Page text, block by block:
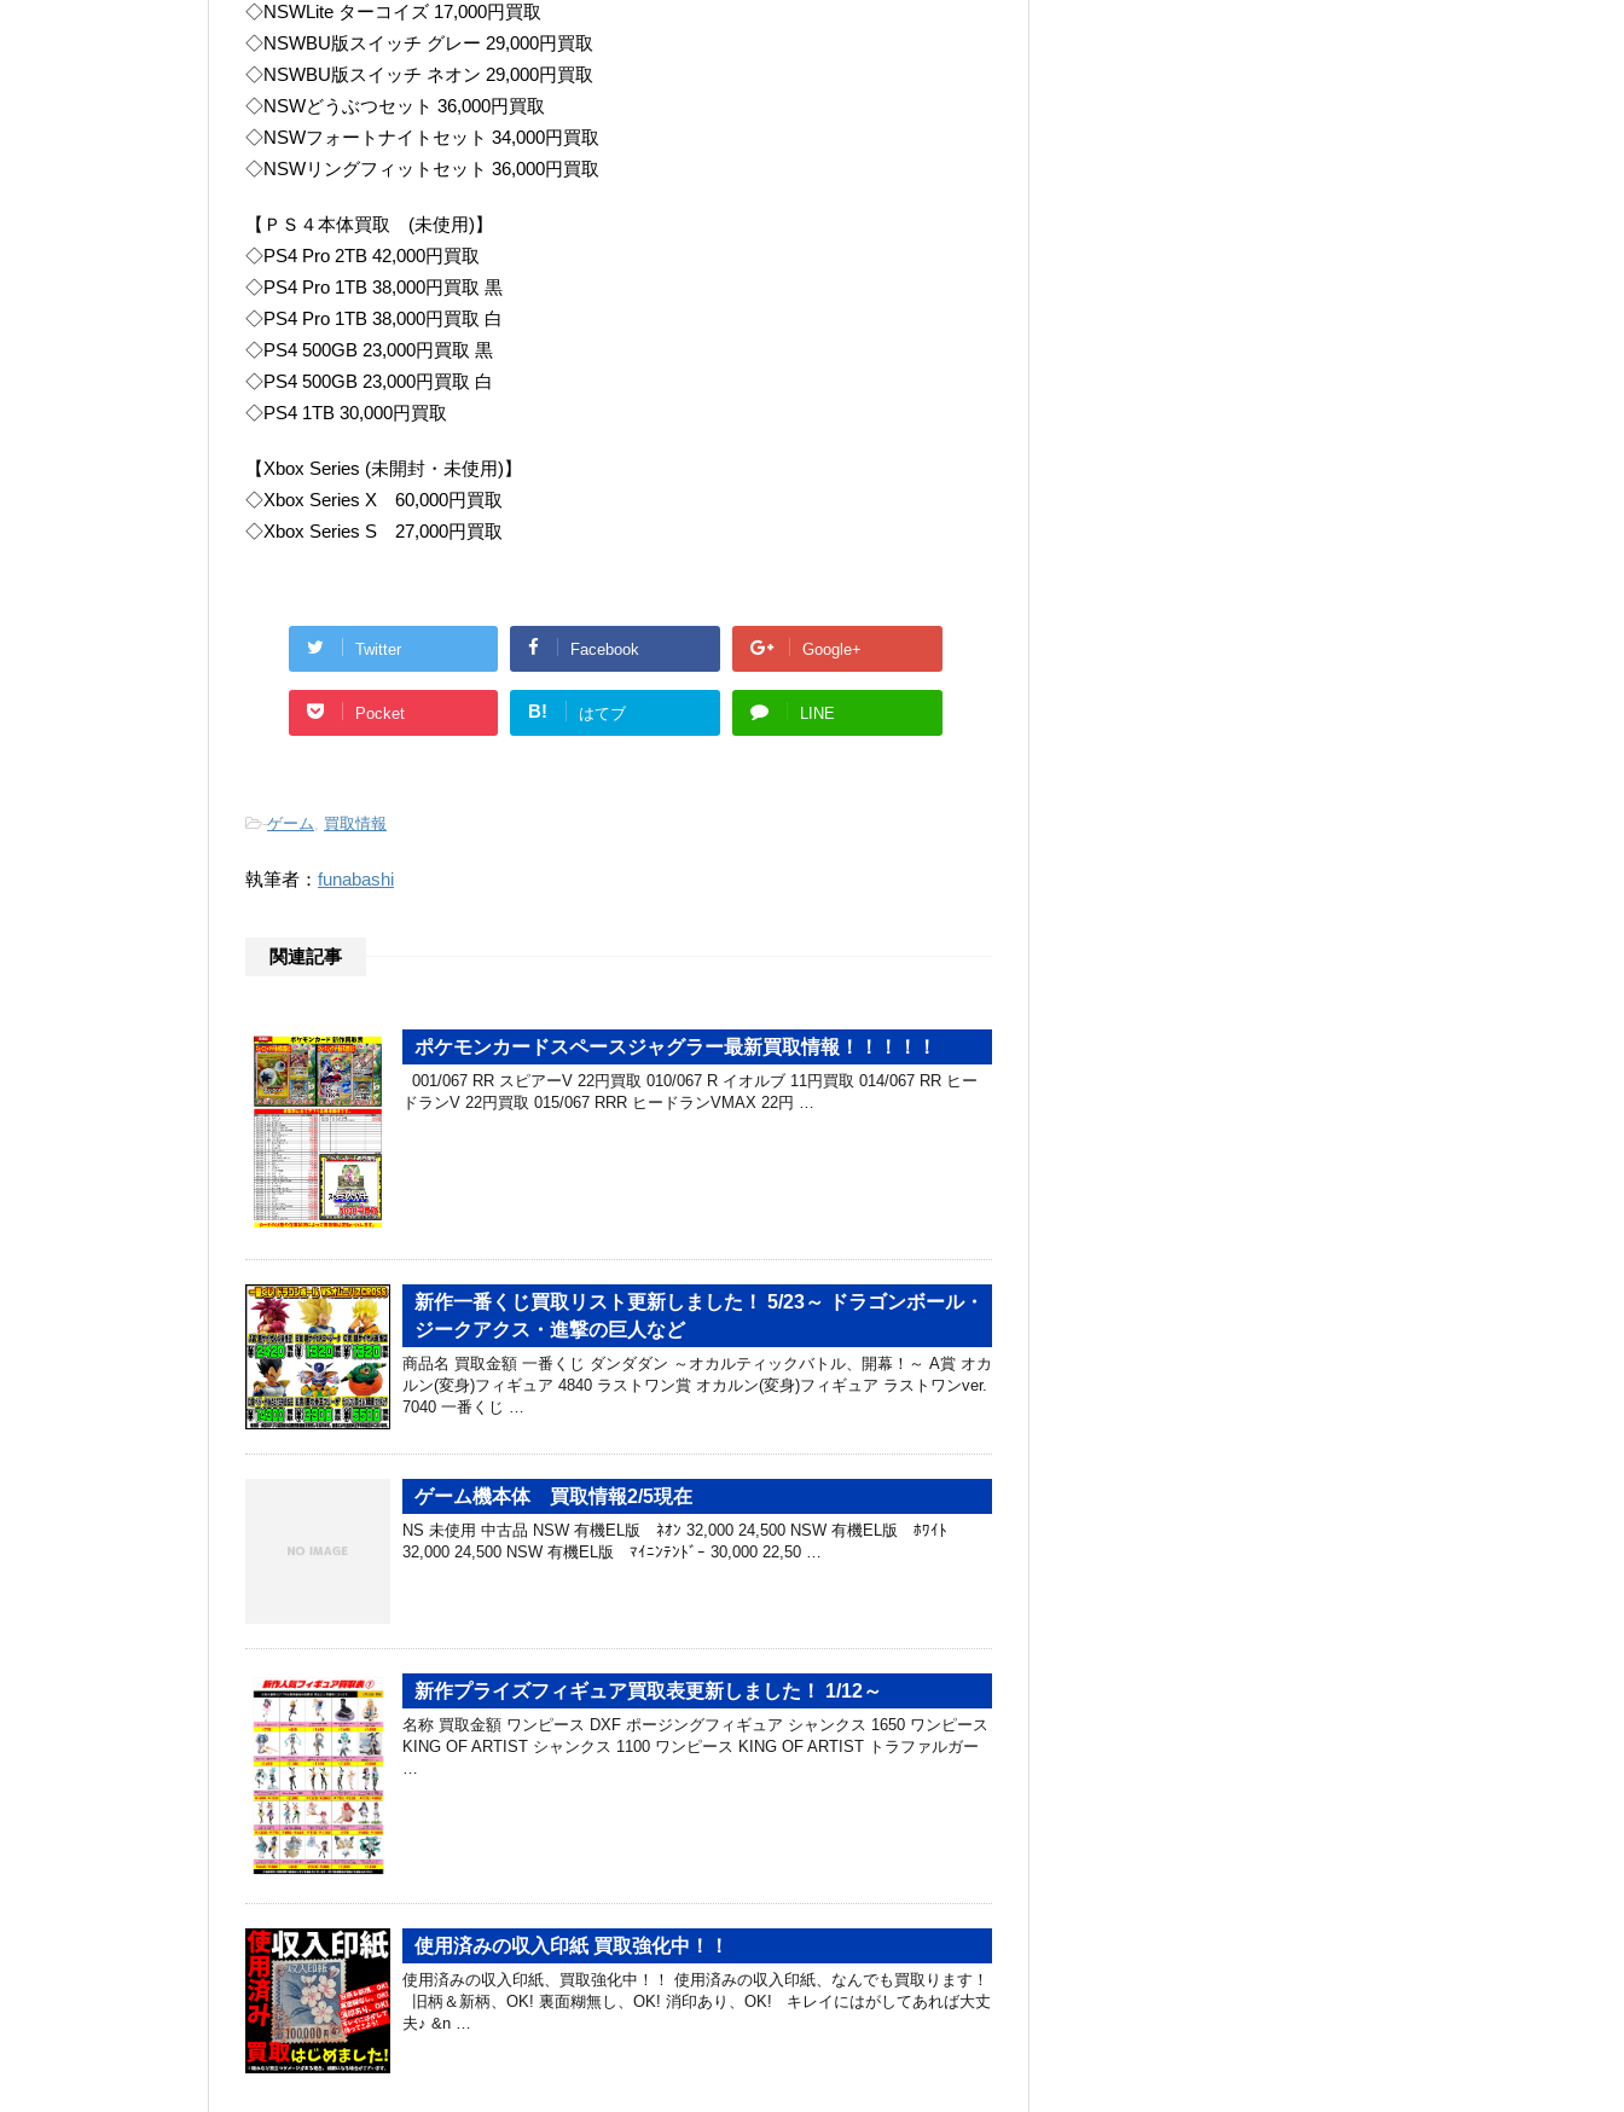
◇NSWLite ターコイズ 17,000円買取
◇NSWBU版スイッチ グレー 29,000円買取
◇NSWBU版スイッチ ネオン 29,000円買取
◇NSWどうぶつセット 36,000円買取
◇NSWフォートナイトセット 34,000円買取
◇NSWリングフィットセット 36,000円買取
【ＰＳ４本体買取 (未使用)】
◇PS4 Pro 2TB 42,000円買取
◇PS4 Pro 1TB 38,000円買取 黒
◇PS4 Pro 1TB 38,000円買取 白
◇PS4 500GB 23,000円買取 黒
◇PS4 500GB 23,000円買取 白
◇PS4 1TB 30,000円買取
【Xbox Series (未開封・未使用)】
◇Xbox Series X 60,000円買取
◇Xbox Series S 27,000円買取
Twitter Facebook Google+
Pocket B! はてブ LINE
-ゲーム, 買取情報
執筆者： funabashi
関連記事
ポケモンカードスペースジャグラー最新買取情報！！！！！
001/067 RR スピアーV 22円買取 010/067 R イオルブ 11円買取 014/067 RR ヒー
ドランV 22円買取 015/067 RRR ヒードランVMAX 22円 …
新作一番くじ買取リスト更新しました！ 5/23～ ドラゴンボール・
ジークアクス・進撃の巨人など
商品名 買取金額 一番くじ ダンダダン ～オカルティックバトル、開幕！～ A賞 オカ
ルン(変身)フィギュア 4840 ラストワン賞 オカルン(変身)フィギュア ラストワンver.
7040 一番くじ …
ゲーム機本体 買取情報2/5現在
NS 未使用 中古品 NSW 有機EL版 ﾈｵﾝ 32,000 24,500 NSW 有機EL版 ﾎﾜｲﾄ
32,000 24,500 NSW 有機EL版 ﾏｲﾆﾝﾃﾝﾄﾞｰ 30,000 22,50 …
新作プライズフィギュア買取表更新しました！ 1/12～
名称 買取金額 ワンピース DXF ポージングフィギュア シャンクス 1650 ワンピース
KING OF ARTIST シャンクス 1100 ワンピース KING OF ARTIST トラファルガー
使用済みの収入印紙 買取強化中！！
使用済みの収入印紙、買取強化中！！ 使用済みの収入印紙、なんでも買取ります！
旧柄＆新柄、OK! 裏面糊無し、OK! 消印あり、OK! キレイにはがしてあれば大丈
夫♪ &n …